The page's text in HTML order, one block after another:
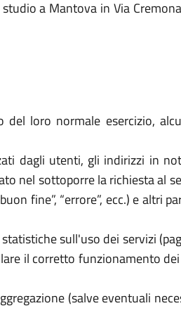
a Mantova in Via
loro normale esercizio,
dagli utenti, gli indirizzi in
nel sottoporre la richiesta al
fine”, “errore”, ecc.) e altri
sull'uso dei servizi
il corretto funzionamento
(salve eventuali